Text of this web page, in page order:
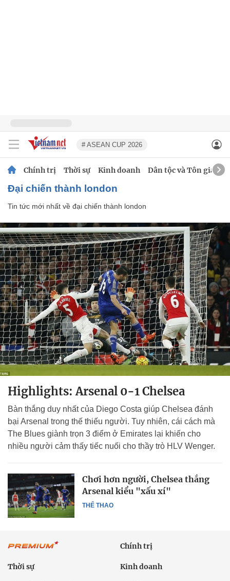
# ASEAN CUP 2026
Chính trị Thời sự Kinh doanh Dân tộc và Tôn giáo
đại chiến thành london
Tin tức mới nhất về đại chiến thành london
Highlights: Arsenal 0-1 Chelsea
Bàn thắng duy nhất của Diego Costa giúp Chelsea đánh
bại Arsenal trong thế thiếu người. Tuy nhiên, cái cách mà
The Blues giành trọn 3 điểm ở Emirates lại khiến cho
nhiều người cảm thấy tiếc nuối cho thầy trò HLV Wenger.
THỂ THAO
Chơi hơn người, Chelsea thắng
Arsenal kiểu "xấu xí"
Chính trị
Thời sự Kinh doanh